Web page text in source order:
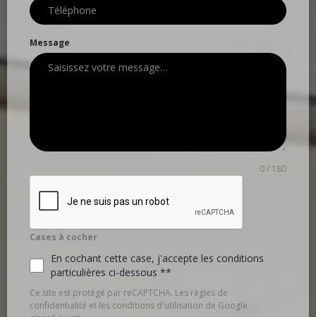
Message
0 / 180
Cases à cocher
En cochant cette case, j'accepte les conditions
particulières ci-dessous **
Ce site est protégé par reCAPTCHA. Les règles de
confidentialité et les conditions d'utilisation de Google